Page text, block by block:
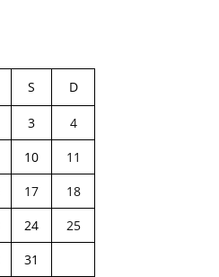
S D
3
4
10
11
17
18
24
25
31